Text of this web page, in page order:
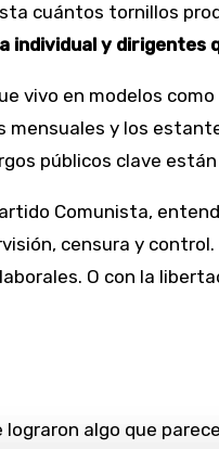
cuántos tornillos
individual y dirigentes
vivo en modelos como
mensuales y los
públicos clave
Comunista,
censura y control.
O con la
algo que